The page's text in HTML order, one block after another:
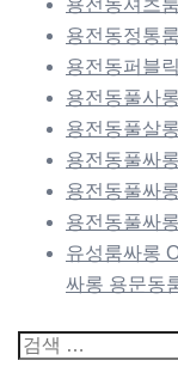
용전동셔츠룸
용전동정통
용전동퍼블
용전동풀사롱
용전동풀살롱
용전동풀싸
용전동풀싸
용전동풀싸
유성룸싸롱
싸롱 용문동
검